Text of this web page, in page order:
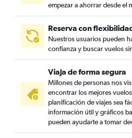
empezar a ahorrar desde el
Reserva con
Nuestros usuarios pueden
confianza y buscar vuelos
Viaja de forma segura
Millones de personas nos
encontrar los mejores
planificación de viajes sea
información útil y gráficos
pueden ayudarte a tomar